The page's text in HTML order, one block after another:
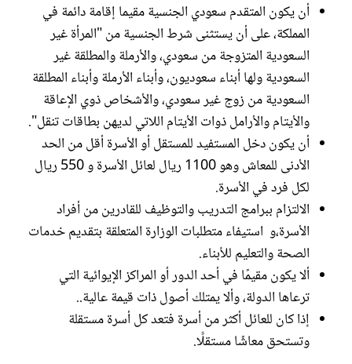
أن يكون المتقدم سعودي الجنسية مقيما إقامة دائمة في
المملكة، على أن يستثنى شرط الجنسية من "المرأة غير
السعودية المتزوجة من سعودي، والأرملة والمطلقة غير
السعودية ولها أبناء سعوديون، وأبناء الأرملة وأبناء المطلقة
السعودية من زوج غير سعودي، والأشخاص ذوي الإعاقة
والأيتام والأرامل ذوات الأيتام اللاتي لديهن بطاقات تنقل".
أن يكون دخل المستفيد للمستقل أو الأسرة أقل من الحد
الأدنى للمعاش وهو 1100 ريال لعائل الأسرة و 550 ريال
لكل فرد في الأسرة.
الالتزام ببرامج التدريب والتوظيف للقادرين من أفراد
الأسرة،و استيفاء متطلبات الوزارة المتعلقة بتقديم خدمات
الصحة والتعليم للأبناء.
ألا يكون مقيمًا في أحد الدور أو المراكز الإيوائية التي
ترعاها الدولة، وألا يمتلك أصول ذات قيمة عالية..
إذا كان للعائل أكثر من أسرة فتعد كل أسرة مستقلة
وتستحق معاشًا مستقلًّا.